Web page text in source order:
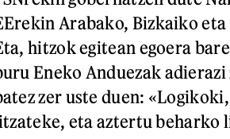
Arabako, Bizkaiko
hitzok egitean egoera
Eneko Anduezak
zer uste duen:
eta aztertu beharko